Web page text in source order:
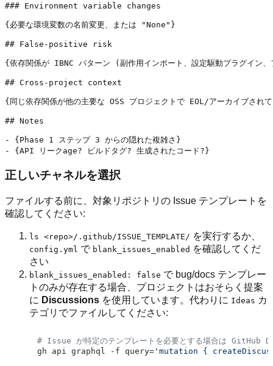
### Environment variable changes
{必要な環境変数の名前変更、または "None"}
## False-positive risk
{依存関係が IBNC パターン (副作用インポート、設定駆動プラグ
## Cross-project context
{同じ依存関係が他の主要な OSS プロジェクトで EOL/アーカ
## Notes
- {Phase 1 ステップ 3 からの隠れた複雑さ}
正しいチャネルを選択
ファイルする前に、対象リポジトリの Issue テンプレートを
確認してください:
ls <repo>/.github/ISSUE_TEMPLATE/ を実行するか、
config.yml で blank_issues_enabled を確認してくだ
さい
blank_issues_enabled: false で bug/docs テンプレー
トのみが存在する場合、プロジェクトはおそらく提案
に Discussions を使用しています。代わりに Ideas カ
テゴリでファイルしてください:
# Issue が特定のテンプレートを必要とする場合は GitHub
gh api graphql -f query= 'mutation {